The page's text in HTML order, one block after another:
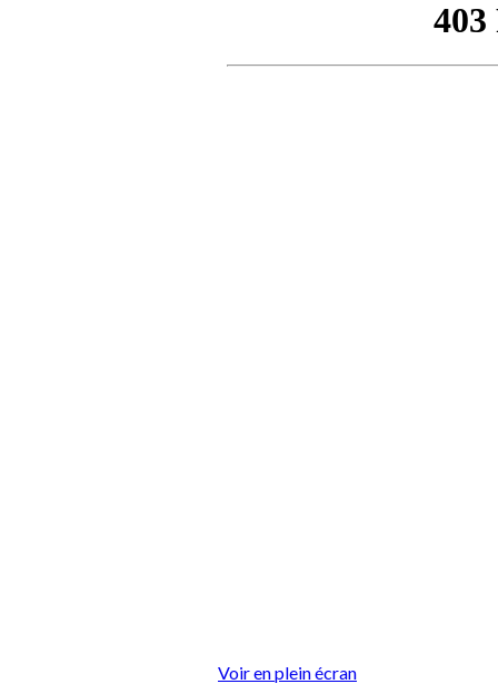
Voir en plein écran